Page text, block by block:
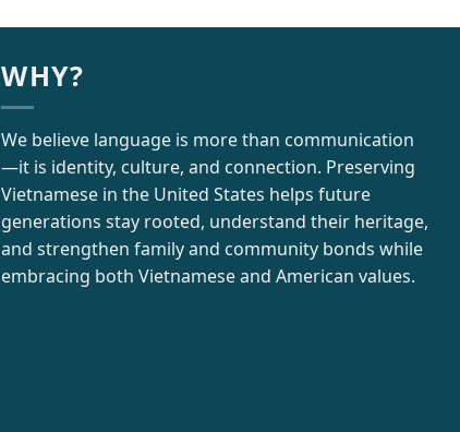
WHY?
We believe language is more than communication
—it is identity, culture, and connection. Preserving
Vietnamese in the United States helps future
generations stay rooted, understand their heritage,
and strengthen family and community bonds while
embracing both Vietnamese and American values.